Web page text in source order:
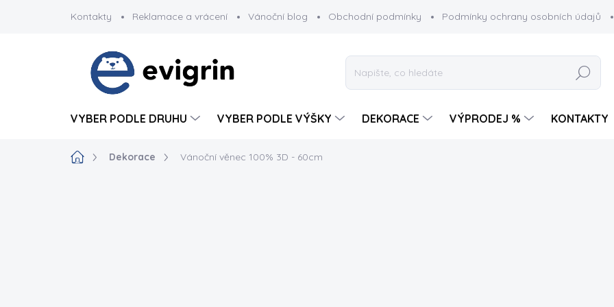
Kontakty Reklamace a vrácení Vánoční blog Obchodní podmínky Podmínky ochrany osobních údajů
Hledat
VYBER PODLE DRUHU VYBER PODLE VÝŠKY DEKORACE VÝPRODEJ % KONTAKTY
DomůDekorace Vánoční věnec 100% 3D - 60cm